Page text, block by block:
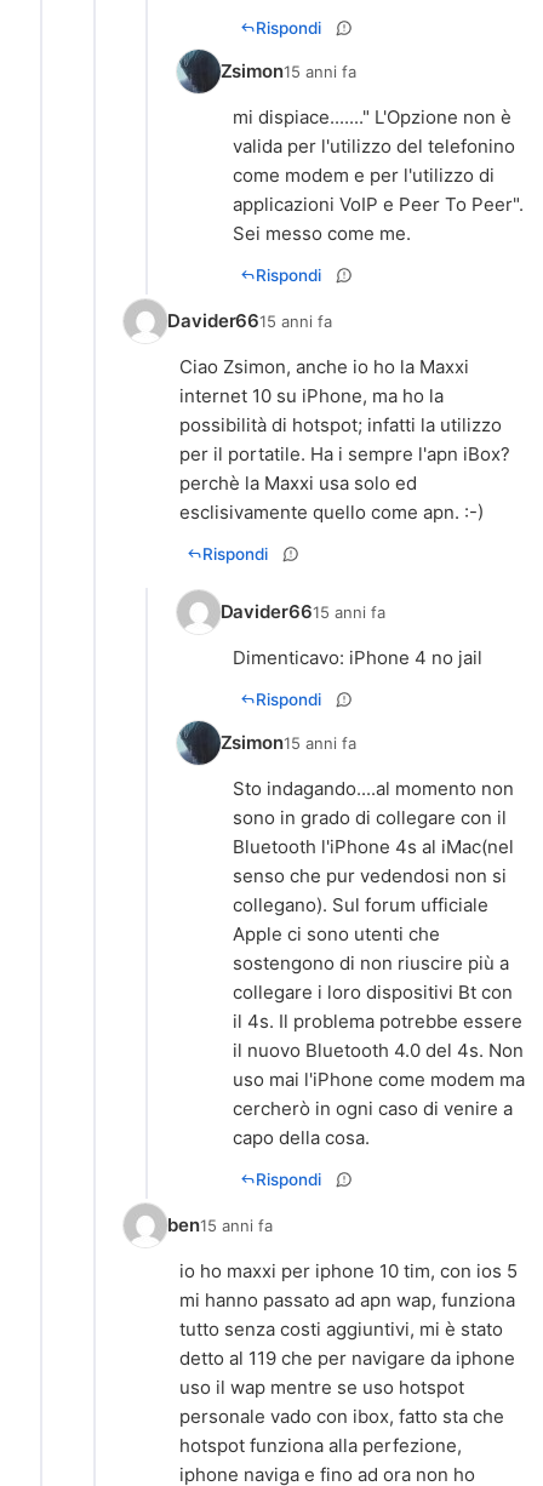
Rispondi
Zsimon15 anni fa
mi dispiace......." L'Opzione non è
valida per l'utilizzo del telefonino
come modem e per l'utilizzo di
applicazioni VoIP e Peer To Peer".
Sei messo come me.
Rispondi
Davider6615 anni fa
Ciao Zsimon, anche io ho la Maxxi
internet 10 su iPhone, ma ho la
possibilità di hotspot; infatti la utilizzo
per il portatile. Ha i sempre l'apn iBox?
perchè la Maxxi usa solo ed
esclisivamente quello come apn. :-)
Rispondi
Davider6615 anni fa
Dimenticavo: iPhone 4 no jail
Rispondi
Zsimon15 anni fa
Sto indagando....al momento non
sono in grado di collegare con il
Bluetooth l'iPhone 4s al iMac(nel
senso che pur vedendosi non si
collegano). Sul forum ufficiale
Apple ci sono utenti che
sostengono di non riuscire più a
collegare i loro dispositivi Bt con
il 4s. Il problema potrebbe essere
il nuovo Bluetooth 4.0 del 4s. Non
uso mai l'iPhone come modem ma
cercherò in ogni caso di venire a
capo della cosa.
Rispondi
ben15 anni fa
io ho maxxi per iphone 10 tim, con ios 5
mi hanno passato ad apn wap, funziona
tutto senza costi aggiuntivi, mi è stato
detto al 119 che per navigare da iphone
uso il wap mentre se uso hotspot
personale vado con ibox, fatto sta che
hotspot funziona alla perfezione,
iphone naviga e fino ad ora non ho